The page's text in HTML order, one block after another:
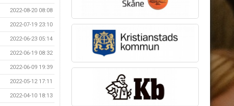
2022-08-20 08:08
2022-07-19 23:10
2022-06-23 05:14
2022-06-19 08:32
2022-06-09 19:39
2022-05-12 17:11
2022-04-10 18:13